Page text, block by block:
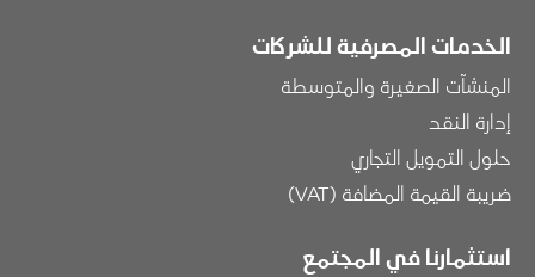
الخدمات المصرفية للشركات
المنشآت الصغيرة والمتوسطة
إدارة النقد
حلول التمويل التجاري
ضريبة القيمة المضافة (VAT)
استثمارنا في المجتمع